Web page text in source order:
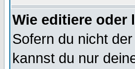
Wie editiere oder
Sofern du nicht
kannst du nur